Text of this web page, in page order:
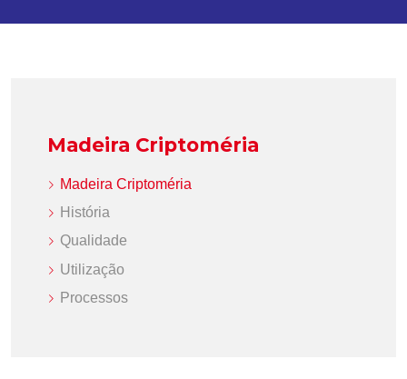
Madeira Criptoméria
Madeira Criptoméria
História
Qualidade
Utilização
Processos